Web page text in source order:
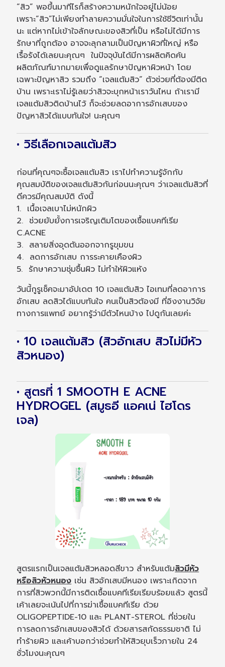
“สิว” พอขึ้นมาทีไรก็สร้างความหนักใจอยู่ไม่น้อย
เพราะ“สิว”ไม่เพียงทำลายความมั่นใจในการใช้ชีวิตเท่านั้น
นะ แต่หากไม่เข้าใจลักษณะของสิวที่เป็น หรือไม่ได้มีการ
รักษาที่ถูกต้อง อาจจะลุกลามเป็นปัญหาผิวที่ใหญ่ หรือ
เรื้อรังได้เลยนะคุณๆ ในปัจจุบันได้มีการผลิตคิดค้น
ผลิตภัณฑ์มากมายเพื่อดูแลรักษาปัญหาผิวหน้า โดย
เฉพาะปัญหาสิว รวมถึง “เจลแต้มสิว” ตัวช่วยที่ต้องมีติด
บ้าน เพราะเราไม่รู้เลยว่าสิวจะบุกหน้าเราวันไหน ถ้าเรามี
เจลแต้มสิวติดบ้านไว้ ก็จะช่วยลดอาการอักเสบของ
ปัญหาสิวได้แบบทันใจ! นะคุณๆ
• วิธีเลือกเจลแต้มสิว
ก่อนที่คุณๆจะซื้อเจลแต้มสิว เราไปทำความรู้จักกับ
คุณสมบัติของเจลแต้มสิวกันก่อนนะคุณๆ ว่าเจลแต้มสิวที่
ดีควรมีคุณสมบัติ ดังนี้
1. เนื้อเจลเบาไม่หนักผิว
2. ช่วยยับยั้งการเจริญเติมโตของเชื้อแบคทีเรีย
C.ACNE
3. สลายสิ่งอุดตันออกจากรูขุมขน
4. ลดการอักเสบ การระคายเคืองผิว
5. รักษาความชุ่มชื้นผิว ไม่ทำให้ผิวแห้ง
วันนี้กูรูเช็คจะมาอัปเดต 10 เจลแต้มสิว ไอเทมที่ลดอาการ
อักเสบ ลดสิวได้แบบทันใจ คนเป็นสิวต้องมี ที่อิงงานวิจัย
ทางการแพทย์ อยากรู้ว่ามีตัวไหนบ้าง ไปดูกันเลยค่ะ
• 10 เจลแต้มสิว (สิวอักเสบ สิวไม่มีหัว
สิวหนอง)
• สูตรที่ 1 SMOOTH E ACNE
HYDROGEL (สมูธอี แอคเน่ ไฮโดร
เจล)
สูตรแรกเป็นเจลแต้มสิวหลอดสีขาว สำหรับแต้มสิวมีหัว
หรือสิวหัวหนองเช่น สิวอักเสบมีหนอง เพราะเกิดจาก
การที่สิวพวกนี้มีการติดเชื้อแบคทีเรียเรียบร้อยแล้ว สูตรนี้
เค้าเลยจะเน้นไปที่การฆ่าเชื้อแบคทีเรีย ด้วย
OLIGOPEPTIDE-10 และ PLANT-STEROL ที่ช่วยใน
การลดการอักเสบของสิวได้ ด้วยสารสกัดธรรมชาติ ไม่
ทำร้ายผิว และเค้าบอกว่าช่วยทำให้สิวยุบเร็วภายใน 24
ชั่วโมงนะคุณๆ